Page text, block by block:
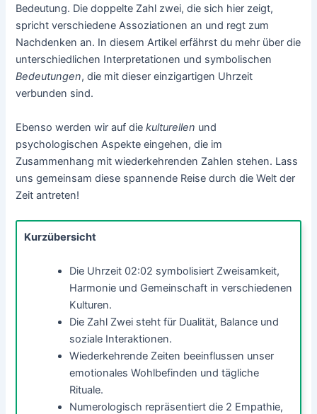
Bedeutung. Die doppelte Zahl zwei, die sich hier zeigt,
spricht verschiedene Assoziationen an und regt zum
Nachdenken an. In diesem Artikel erfährst du mehr über die
unterschiedlichen Interpretationen und symbolischen
Bedeutungen, die mit dieser einzigartigen Uhrzeit
verbunden sind.
Ebenso werden wir auf diekulturellen und
psychologischen Aspekte eingehen, die im
Zusammenhang mit wiederkehrenden Zahlen stehen. Lass
uns gemeinsam diese spannende Reise durch die Welt der
Zeit antreten!
Kurzübersicht
Die Uhrzeit 02:02 symbolisiert Zweisamkeit,
Harmonie und Gemeinschaft in verschiedenen
Kulturen.
Die Zahl Zwei steht für Dualität, Balance und
soziale Interaktionen.
Wiederkehrende Zeiten beeinflussen unser
emotionales Wohlbefinden und tägliche
Rituale.
Numerologisch repräsentiert die 2 Empathie,